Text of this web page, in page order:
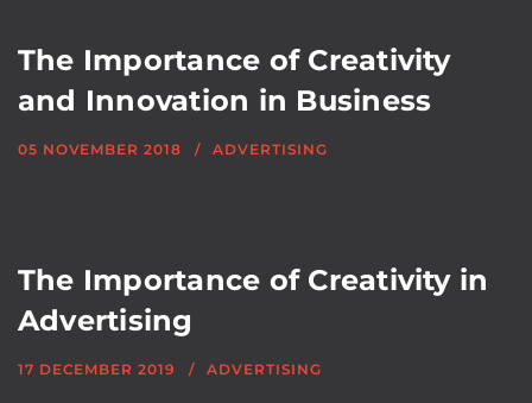
The Importance of Creativity
and Innovation in Business
05 NOVEMBER 2018 ADVERTISING
The Importance of Creativity in
Advertising
17 DECEMBER 2019 ADVERTISING